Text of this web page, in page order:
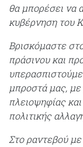
θα μπορέσει να
κυβέρνηση του
Βρισκόμαστε
πράσινου και
μπροστά μας, με
πλειοψηφίας
πολιτικής
Στο ραντεβού με